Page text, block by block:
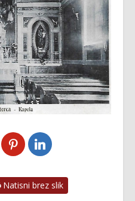
Natisni brez slik